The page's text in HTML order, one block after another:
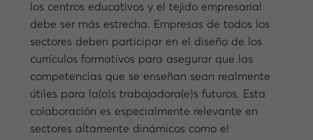
los centros educativos y el tejido empresarial
debe ser más estrecha. Empresas de todos los
sectores deben participar en el diseño de los
currículos formativos para asegurar que las
competencias que se enseñan sean realmente
útiles para la(o)s trabajadora(e)s futuros. Esta
colaboración es especialmente relevante en
sectores altamente dinámicos como el